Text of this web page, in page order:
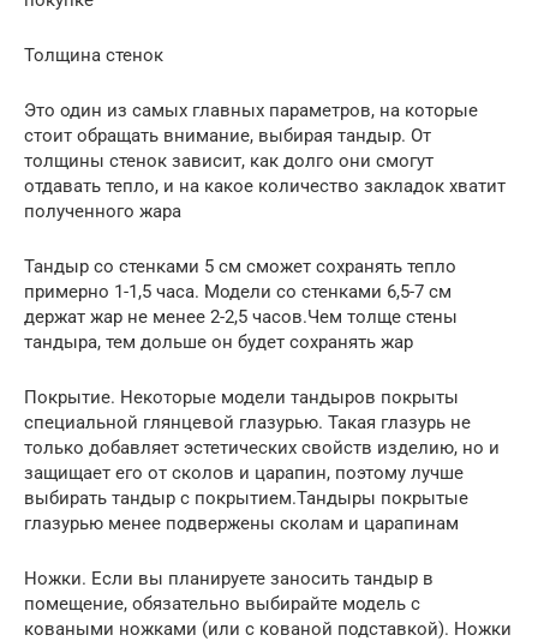
Толщина стенок
Это один из самых главных параметров, на которые
стоит обращать внимание, выбирая тандыр. От
толщины стенок зависит, как долго они смогут
отдавать тепло, и на какое количество закладок хватит
полученного жара
Тандыр со стенками 5 см сможет сохранять тепло
примерно 1-1,5 часа. Модели со стенками 6,5-7 см
держат жар не менее 2-2,5 часов.Чем толще стены
тандыра, тем дольше он будет сохранять жар
Покрытие. Некоторые модели тандыров покрыты
специальной глянцевой глазурью. Такая глазурь не
только добавляет эстетических свойств изделию, но и
защищает его от сколов и царапин, поэтому лучше
выбирать тандыр с покрытием.Тандыры покрытые
глазурью менее подвержены сколам и царапинам
Ножки. Если вы планируете заносить тандыр в
помещение, обязательно выбирайте модель с
коваными ножками (или с кованой подставкой). Ножки